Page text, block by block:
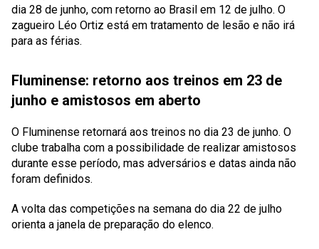
dia 28 de junho, com retorno ao Brasil em 12 de julho. O
zagueiro Léo Ortiz está em tratamento de lesão e não irá
para as férias.
Fluminense: retorno aos treinos em 23 de
junho e amistosos em aberto
O Fluminense retornará aos treinos no dia 23 de junho. O
clube trabalha com a possibilidade de realizar amistosos
durante esse período, mas adversários e datas ainda não
foram definidos.
A volta das competições na semana do dia 22 de julho
orienta a janela de preparação do elenco.